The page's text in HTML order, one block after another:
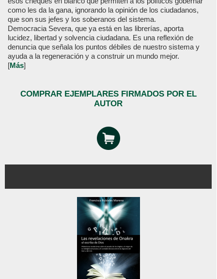
como les da la gana, ignorando la opinión de los ciudadanos,
que son sus jefes y los soberanos del sistema.
Democracia Severa, que ya está en las librerías, aporta
lucidez, libertad y solvencia ciudadana. Es una reflexión de
denuncia que señala los puntos débiles de nuestro sistema y
ayuda a la regeneración y a construir un mundo mejor.
[Más]
COMPRAR EJEMPLARES FIRMADOS POR EL
AUTOR